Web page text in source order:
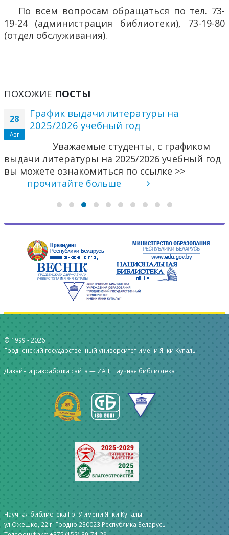
По всем вопросам обращаться по тел. 73-
19-24 (администрация библиотеки), 73-19-80
(отдел обслуживания).
ПОХОЖИЕ ПОСТЫ
28
Авг
График выдачи литературы на
2025/2026 учебный год
Уважаемые студенты, с графиком
выдачи литературы на 2025/2026 учебный год
вы можете ознакомиться по ссылке >>
прочитайте больше
© 1999 - 2026
Гродненский государственный университет имени Янки Купалы
Дизайн и разработка сайта — ИАЦ, Научная библиотека
Научная библиотека ГрГУ имени Янки Купалы
ул.Ожешко, 22 г. Гродно 230023 Республика Беларусь